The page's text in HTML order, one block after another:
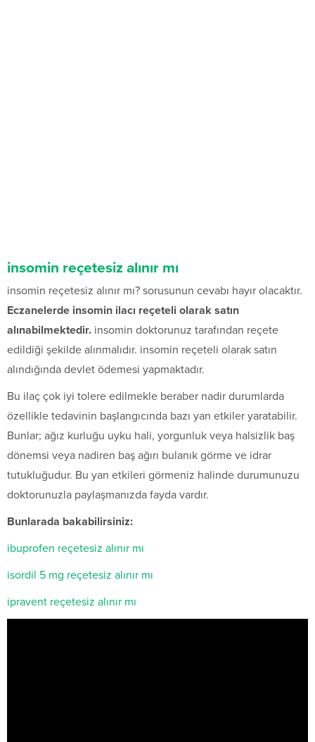
insomin reçetesiz alınır mı
insomin reçetesiz alınır mı? sorusunun cevabı hayır olacaktır.
Eczanelerde insomin ilacı reçeteli olarak satın
alınabilmektedir. insomin doktorunuz tarafından reçete
edildiği şekilde alınmalıdır. insomin reçeteli olarak satın
alındığında devlet ödemesi yapmaktadır.
Bu ilaç çok iyi tolere edilmekle beraber nadir durumlarda
özellikle tedavinin başlangıcında bazı yan etkiler yaratabilir.
Bunlar; ağız kurluğu uyku hali, yorgunluk veya halsizlik baş
dönemsi veya nadiren baş ağırı bulanık görme ve idrar
tutukluğudur. Bu yan etkileri görmeniz halinde durumunuzu
doktorunuzla paylaşmanızda fayda vardır.
Bunlarada bakabilirsiniz:
ibuprofen reçetesiz alınır mı
isordil 5 mg reçetesiz alınır mı
ipravent reçetesiz alınır mı